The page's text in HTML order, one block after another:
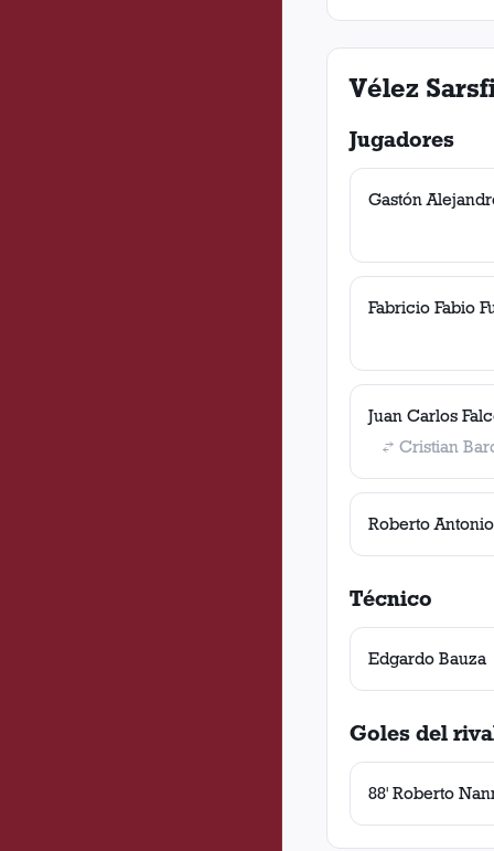
Vélez
Jugadores
Gastón
Fabricio Fabio
Juan Carlos
Cristian
Roberto
Técnico
Edgardo Bauza
Goles del
88' Roberto